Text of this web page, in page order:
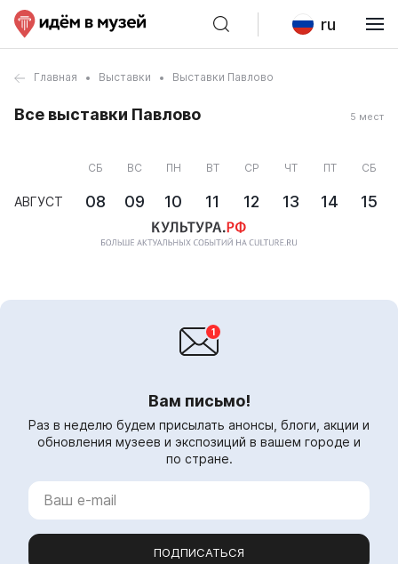
ru
Главная Выставки Выставки Павлово
Все выставки Павлово 5 мест
АВГУСТ
СБ
08
ВС
09
ПН
10
ВТ
11
СР
12
ЧТ
13
ПТ
14
СБ
15
Вам письмо!
Раз в неделю будем присылать анонсы, блоги, акции и
обновления музеев и экспозиций в вашем городе и
по стране.
ПОДПИСАТЬСЯ